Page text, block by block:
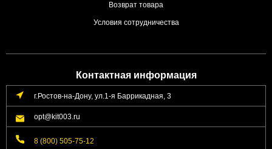
Возврат товара
Условия сотрудничества
Контактная информация
г.Ростов-на-Дону, ул.1-я Баррикадная, 3
opt@kit003.ru
8 (800) 505-75-12